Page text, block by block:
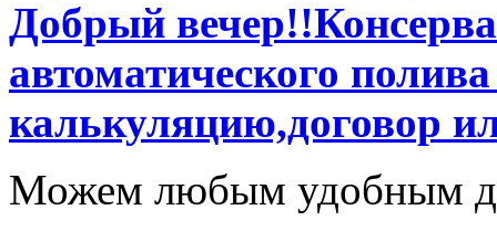
Добрый
автоматического
калькуляцию,договор
Можем любым удобным